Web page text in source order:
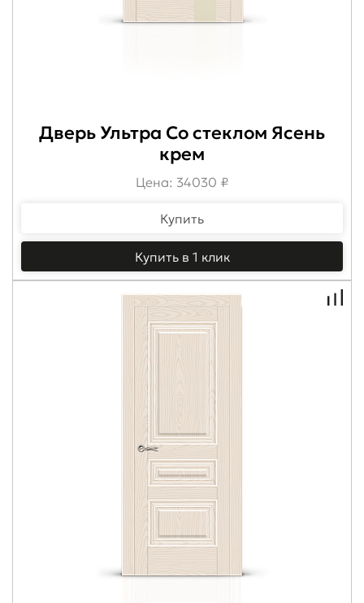
Дверь Ультра Со стеклом Ясень
крем
Цена: 34030 ₽
Купить
Купить в 1 клик